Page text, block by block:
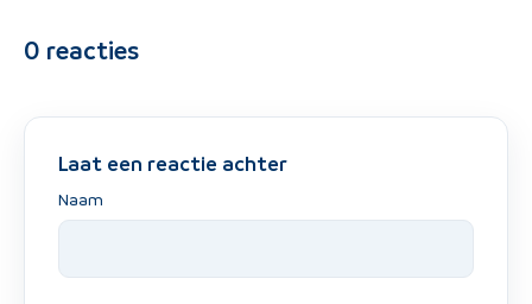
0 reacties
Laat een reactie achter
Naam